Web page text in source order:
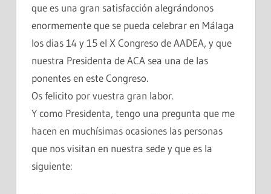
que es una gran satisfacción alegrándonos
enormemente que se pueda celebrar en Málaga
los dias 14 y 15 el X Congreso de AADEA, y que
nuestra Presidenta de ACA sea una de las
ponentes en este Congreso.
Os felicito por vuestra gran labor.
Y como Presidenta, tengo una pregunta que me
hacen en muchísimas ocasiones las personas
que nos visitan en nuestra sede y que es la
siguiente: